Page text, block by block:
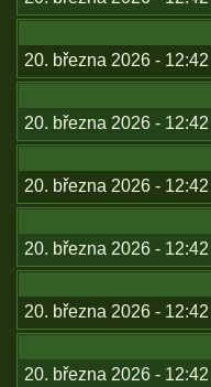
20. března 2026 - 12:42 |
20. března 2026 - 12:42 |
20. března 2026 - 12:42 |
20. března 2026 - 12:42 |
20. března 2026 - 12:42 |
20. března 2026 - 12:42 |